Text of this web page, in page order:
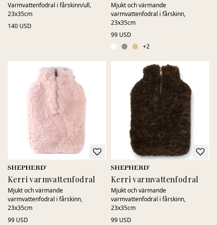
Varmvattenfodral i fårskinn/ull,
23x35cm
140 USD
Mjukt och värmande
varmvattenfodral i fårskinn,
23x35cm
99 USD
+2
Kerri varmvattenfodral
Mjukt och värmande
varmvattenfodral i fårskinn,
23x35cm
99 USD
Kerri varmvattenfodral
Mjukt och värmande
varmvattenfodral i fårskinn,
23x35cm
99 USD